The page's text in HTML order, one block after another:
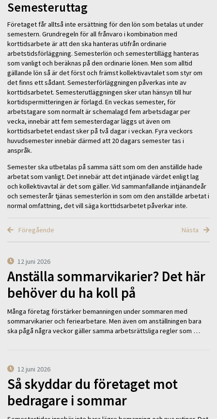
Semesteruttag
Företaget får alltså inte ersättning för den lön som betalas ut under
semestern. Grundregeln för all frånvaro i kombination med
korttidsarbete är att den ska hanteras utifrån ordinarie
arbetstidsförläggning. Semesterlön och semestertillägg hanteras
som vanligt och beräknas på den ordinarie lönen. Men som alltid
gällande lön så är det först och främst kollektivavtalet som styr om
det finns ett sådant. Semesterförläggningen påverkas inte av
korttidsarbetet. Semesterutläggningen sker utan hänsyn till hur
kortidspermitteringen är förlagd. En veckas semester, för
arbetstagare som normalt är schemalagd fem arbetsdagar per
vecka, innebär att fem semesterdagar läggs ut även om
korttidsarbetet endast sker på två dagar i veckan. Fyra veckors
huvudsemester innebär därmed att 20 dagars semester tas i
anspråk.
Semester ska utbetalas på samma sätt som om den anställde hade
arbetat som vanligt. Det innebär att det intjänade värdet enligt lag
och kollektivavtal är det som gäller. Vid sammanfallande intjänandeår
och semesterår tjänas semesterlön in som om den anställde arbetat i
normal omfattning, det vill säga korttidsarbetet påverkar inte.
Föregående Nästa
12 juni 2026
Anställa sommarvikarier? Det här
behöver du ha koll på
Många företag förstärker bemanningen under sommaren med
sommarvikarier och feriearbetare. Men även om anställningen bara
ska pågå några veckor gäller samma arbetsrättsliga regler som …
12 juni 2026
Så skyddar du företaget mot
bedragare i sommar